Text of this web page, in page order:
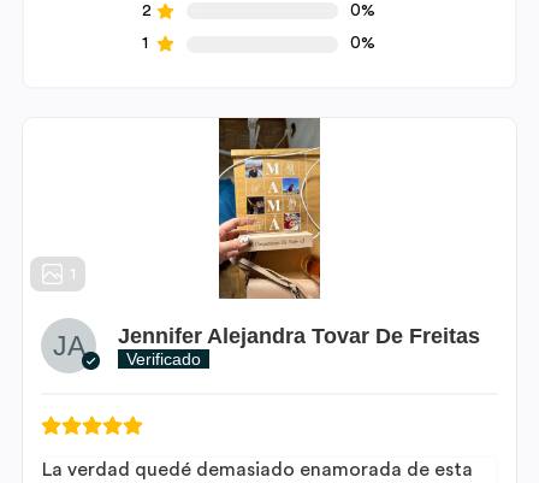
2
0%
1
0%
1
Jennifer Alejandra Tovar De Freitas
Verificado
La verdad quedé demasiado enamorada de esta